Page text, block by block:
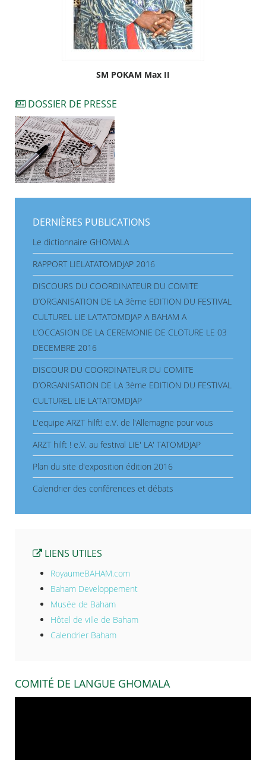
SM POKAM Max II
DOSSIER DE PRESSE
DERNIÈRES PUBLICATIONS
Le dictionnaire GHOMALA
RAPPORT LIELATATOMDJAP 2016
DISCOURS DU COORDINATEUR DU COMITE
D’ORGANISATION DE LA 3ème EDITION DU FESTIVAL
CULTUREL LIE LA’TATOMDJAP A BAHAM A
L’OCCASION DE LA CEREMONIE DE CLOTURE LE 03
DECEMBRE 2016
DISCOUR DU COORDINATEUR DU COMITE
D’ORGANISATION DE LA 3ème EDITION DU FESTIVAL
CULTUREL LIE LA’TATOMDJAP
L'equipe ARZT hilft! e.V. de l'Allemagne pour vous
ARZT hilft ! e.V. au festival LIE' LA' TATOMDJAP
Plan du site d'exposition édition 2016
Calendrier des conférences et débats
LIENS UTILES
RoyaumeBAHAM.com
Baham Developpement
Musée de Baham
Hôtel de ville de Baham
Calendrier Baham
COMITÉ DE LANGUE GHOMALA